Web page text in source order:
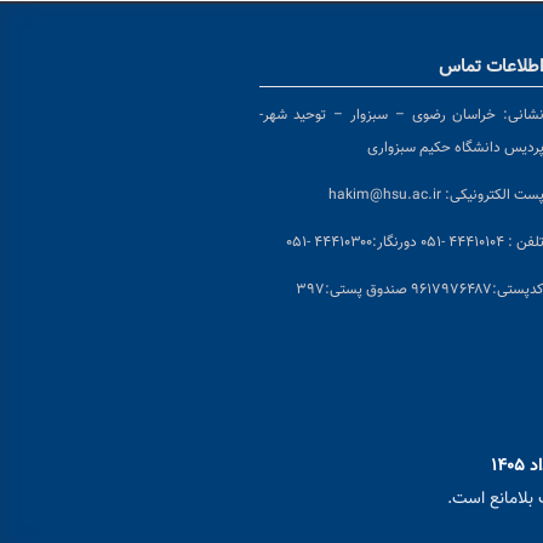
تماس
خراسان رضوی – سبزوار – توحید شهر-
دانشگاه حکیم سبزواری
الکترونیکی: hakim@hsu.ac.ir
: ۴۴۴۱۰۱۰۴ -۰۵۱ دورنگار:۴۴۴۱۰۳۰۰ -۰۵۱
پستی:۹۶۱۷۹۷۶۴۸۷ صندوق پستی:۳۹۷
است.